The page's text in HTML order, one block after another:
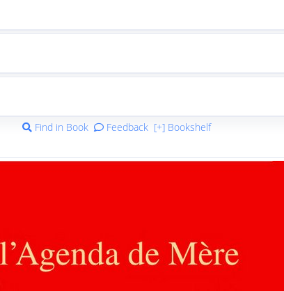
Find in Book Feedback [+] Bookshelf